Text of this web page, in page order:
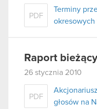
PDF
Terminy
okresowych
Raport
26 stycznia 2010
PDF
głosów na